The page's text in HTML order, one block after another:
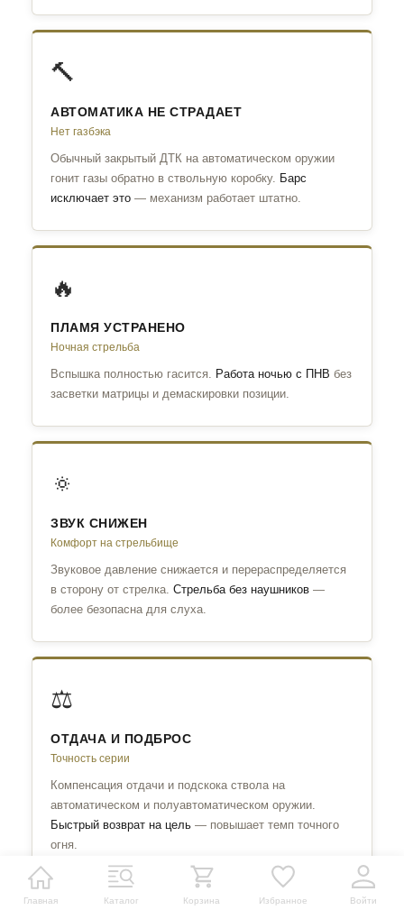
🔨
АВТОМАТИКА НЕ СТРАДАЕТ
Нет газбэка
Обычный закрытый ДТК на автоматическом оружии
гонит газы обратно в ствольную коробку. Барс
исключает это — механизм работает штатно.
🔥
ПЛАМЯ УСТРАНЕНО
Ночная стрельба
Вспышка полностью гасится. Работа ночью с ПНВ без
засветки матрицы и демаскировки позиции.
🔅
ЗВУК СНИЖЕН
Комфорт на стрельбище
Звуковое давление снижается и перераспределяется
в сторону от стрелка. Стрельба без наушников —
более безопасна для слуха.
⚖
ОТДАЧА И ПОДБРОС
Точность серии
Компенсация отдачи и подскока ствола на
автоматическом и полуавтоматическом оружии.
Быстрый возврат на цель — повышает темп точного
огня.
Главная Каталог Корзина Избранное Войти